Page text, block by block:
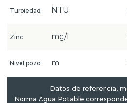
Turbiedad NTU
Zinc mg/l
Nivel pozo m
Datos de referencia,
Norma Agua Potable